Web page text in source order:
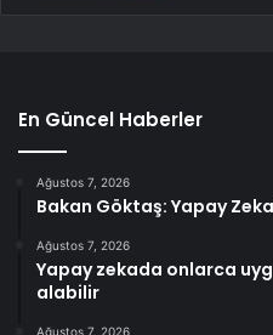
En Güncel Haberler
Ağustos 7, 2026
Bakan Göktaş: Yapay
Ağustos 7, 2026
Yapay zekada onlarca
alabilir
Ağustos 7, 2026